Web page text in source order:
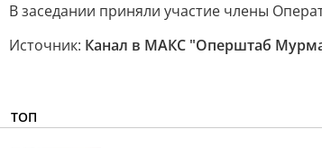
В заседании приняли участие члены
Источник: Канал в МАКС "Оперштаб
ТОП